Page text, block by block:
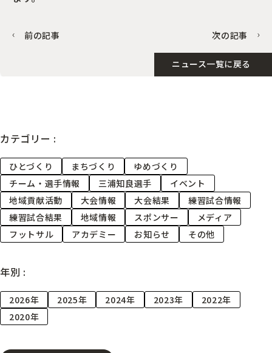
カテゴリー :
ひとづくり まちづくり
ゆめづくり
チーム・選手情報
三浦知良選手
イベント
地域貢献活動
大会情報 大会結果
練習試合情報
練習試合結果
地域情報 スポンサー
メディア
フットサル
アカデミー お知らせ その他
年別 :
2026年 2025年 2024年 2023年
2022年
2020年
前の記事 次の記事
ニュース一覧に戻る